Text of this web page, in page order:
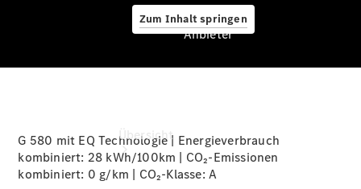
Zum Inhalt springen
Übersicht
Anbieter
G 580 mit EQ Technologie | Energieverbrauch
kombiniert: 28 kWh/100km | CO₂-Emissionen
kombiniert: 0 g/km | CO₂-Klasse:A